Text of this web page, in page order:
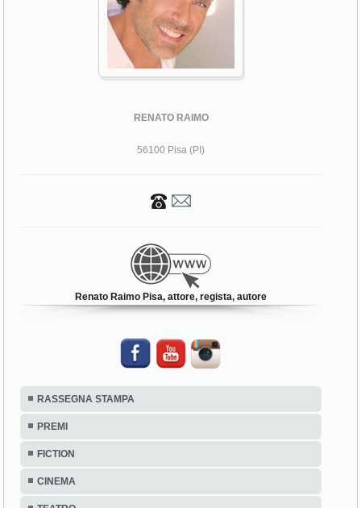
RENATO RAIMO
56100 Pisa (PI)
Renato Raimo Pisa, attore, regista, autore
RASSEGNA STAMPA
PREMI
FICTION
CINEMA